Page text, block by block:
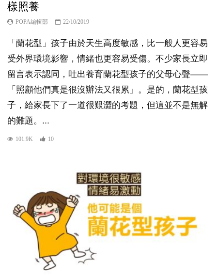
樣照養
POPA編輯部 22/10/2019
「蘭花型」孩子由於天生高度敏感，比一般人更容易
受外界環境影響，情緒也更容易受傷。不少家長立即
留言表示認同，吐出養育蘭花型孩子的父母心聲——
「照顧他們真是很沒辦法又很累」。是的，蘭花型孩
子，給家長下了一道很艱澀的考題，但這並不是無解
的難題。...
101.9K 10